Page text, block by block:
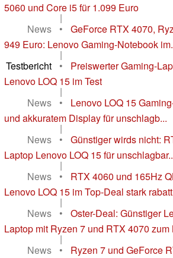
5060 und Core i5 für 1.099 Euro
|
News
•
GeForce RTX 4070,
949 Euro: Lenovo Gaming-Notebook
|
Testbericht
•
Preiswerter Gaming-
Lenovo LOQ 15 im Test
|
News
•
Lenovo LOQ 15
und akkuratem Display für unschlagb...
|
News
•
Günstiger wirds nicht:
Laptop Lenovo LOQ 15 für
|
News
•
RTX 4060 und 165Hz
Lenovo LOQ 15 im Top-Deal stark
|
News
•
Oster-Deal: Günstiger
Laptop mit Ryzen 7 und RTX 4070 zum
|
News
•
Ryzen 7 und GeForce